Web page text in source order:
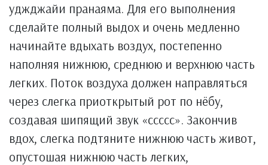
уджджайи пранаяма. Для его выполнения
сделайте полный выдох и очень медленно
начинайте вдыхать воздух, постепенно
наполняя нижнюю, среднюю и верхнюю часть
легких. Поток воздуха должен направляться
через слегка приоткрытый рот по нёбу,
создавая шипящий звук «ссссс». Закончив
вдох, слегка подтяните нижнюю часть живот,
опустошая нижнюю часть легких,